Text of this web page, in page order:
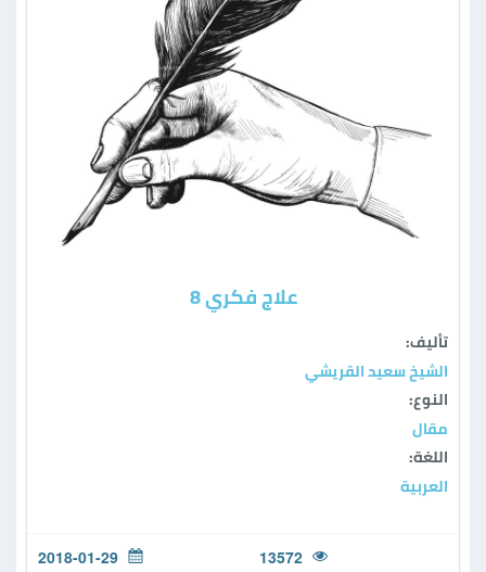
علاج فكري 8
تأليف:
الشيخ سعيد القريشي
النوع:
مقال
اللغة:
العربية
13572
2018-01-29